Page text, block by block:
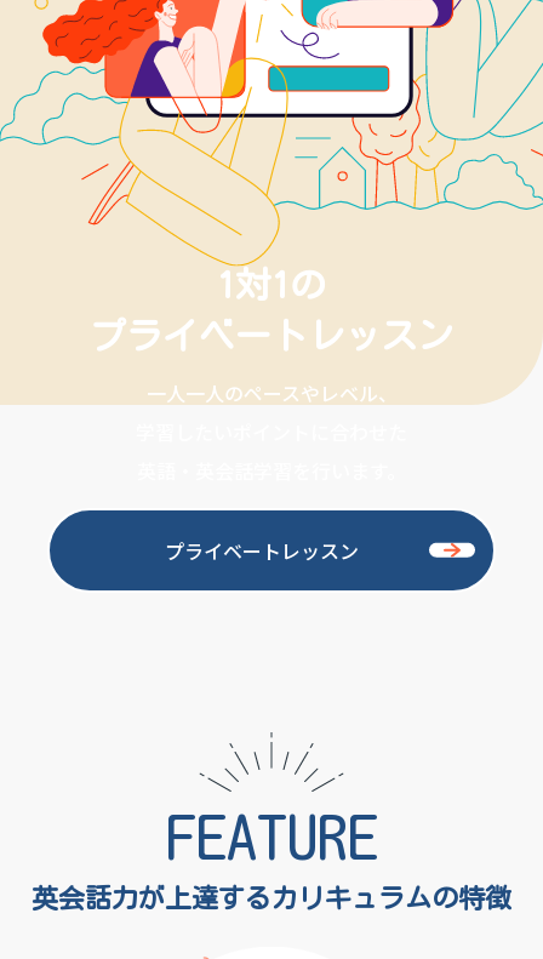
1対1の
プライベートレッスン
一人一人のペースやレベル、
プライベートレッスン
英会話力が上達するカリキュラムの特徴
FEATURE